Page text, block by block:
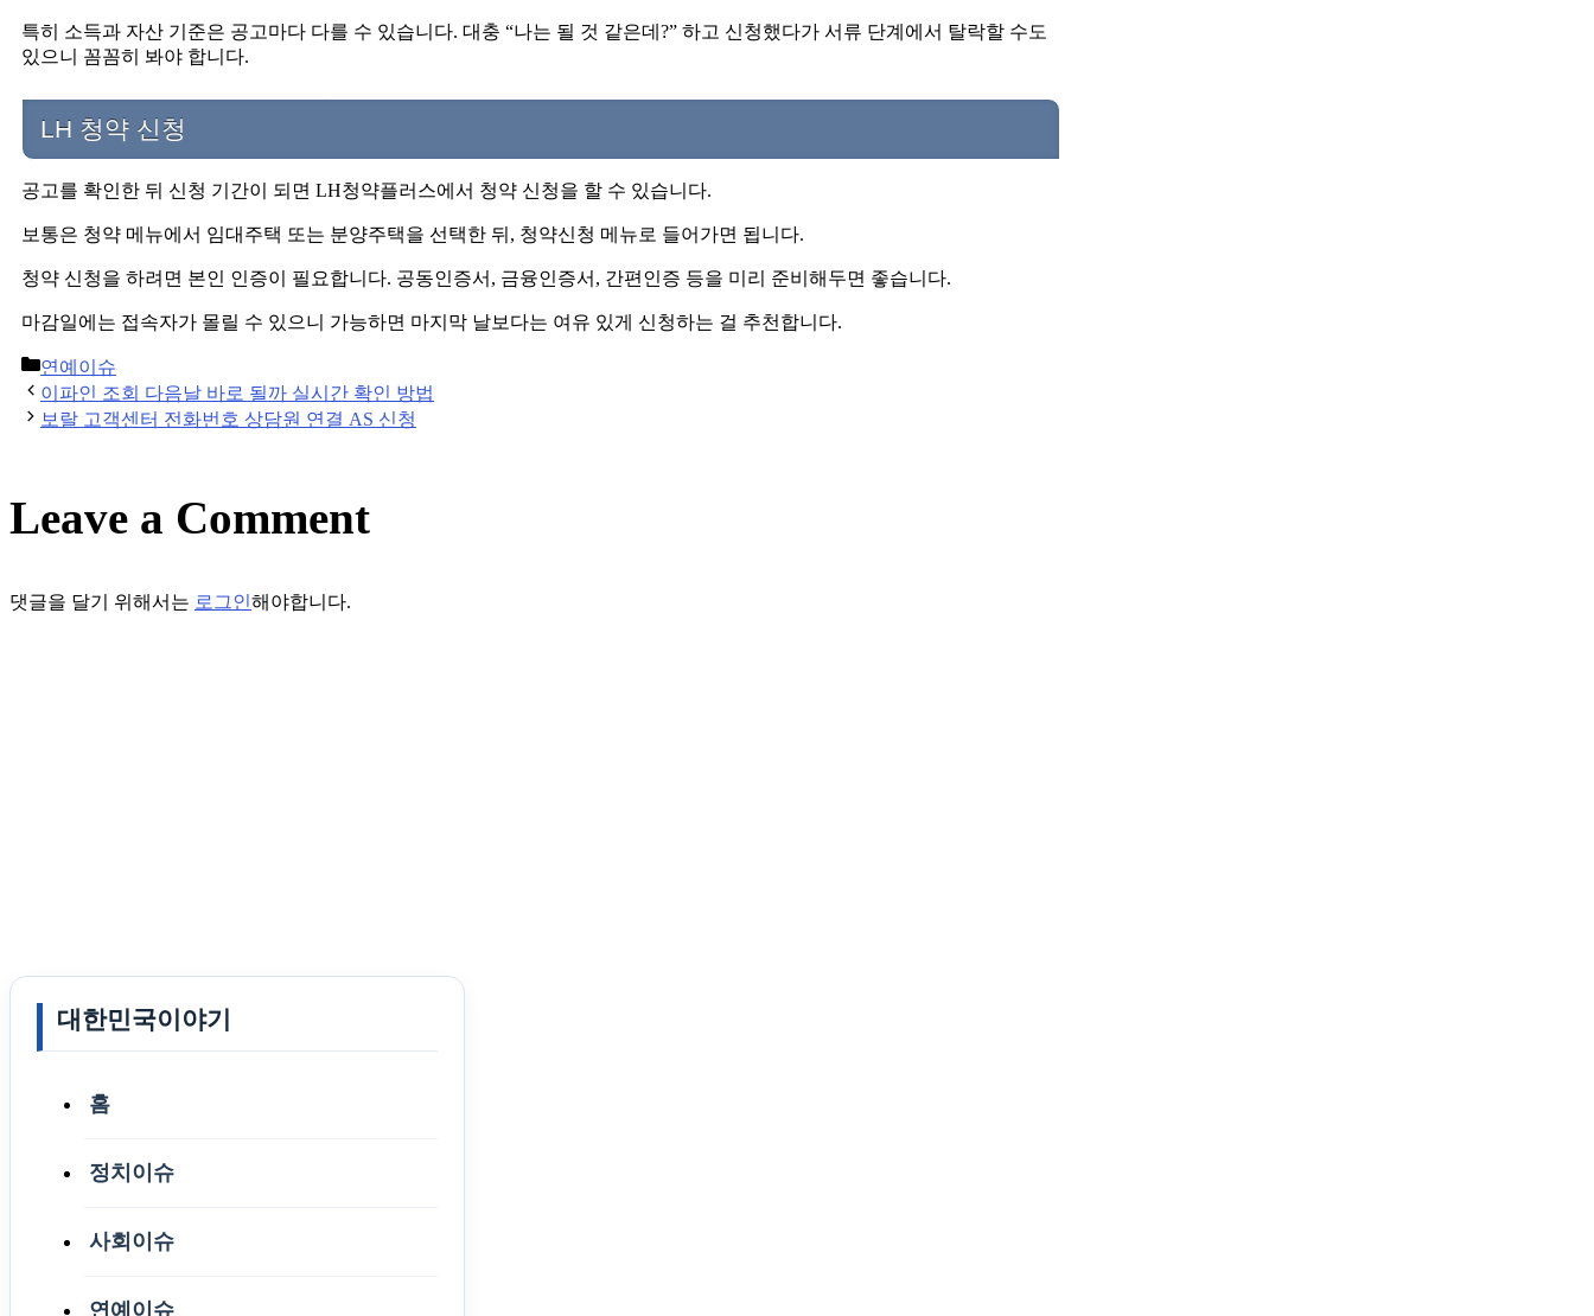
특히 소득과 자산 기준은 공고마다 다를 수 있습니다. 대충 “나는 될 것 같은데?” 하고 신청했다가 서류 단계에서 탈락할 수도
있으니 꼼꼼히 봐야 합니다.
LH 청약 신청
공고를 확인한 뒤 신청 기간이 되면 LH청약플러스에서 청약 신청을 할 수 있습니다.
보통은 청약 메뉴에서 임대주택 또는 분양주택을 선택한 뒤, 청약신청 메뉴로 들어가면 됩니다.
청약 신청을 하려면 본인 인증이 필요합니다. 공동인증서, 금융인증서, 간편인증 등을 미리 준비해두면 좋습니다.
마감일에는 접속자가 몰릴 수 있으니 가능하면 마지막 날보다는 여유 있게 신청하는 걸 추천합니다.
Categories
연예이슈
Post
navigation
이파인 조회 다음날 바로 될까 실시간 확인 방법
보랄 고객센터 전화번호 상담원 연결 AS 신청
Leave a Comment
댓글을 달기 위해서는 로그인해야합니다.
대한민국이야기
홈
정치이슈
사회이슈
연예이슈